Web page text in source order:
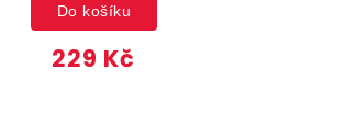
229 Kč
Do košíku